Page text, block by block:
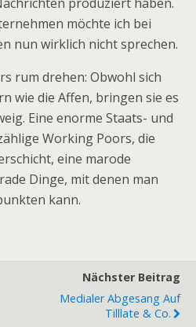
möchte ich bei
nun wirklich nicht sprechen.
rum drehen: Obwohl sich
wie die Affen, bringen sie es
Eine enorme Staats- und
Working Poors, die
eine marode
Dinge, mit denen man
kann.
Nächster Beitrag
Medialer Abgesang Auf
Tilllate & Co.